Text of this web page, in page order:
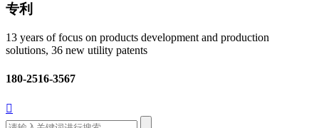
专利
13 years of focus on products development and production
solutions, 36 new utility patents
180-2516-3567
